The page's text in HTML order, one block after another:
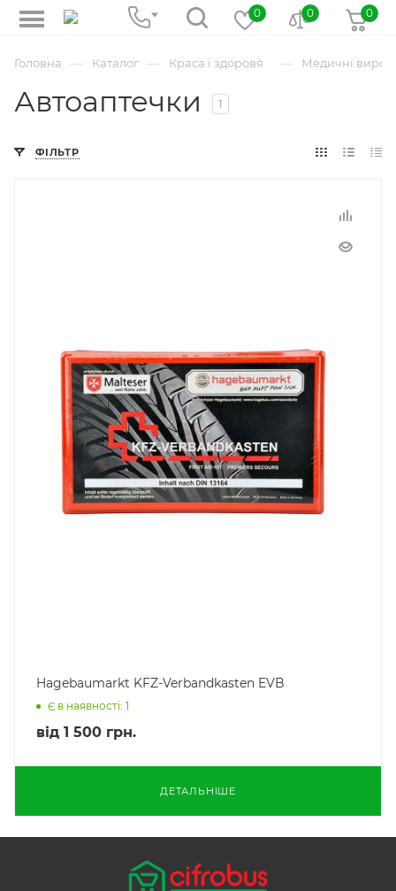
0
0 0
Головна — Каталог — Краса і здоров`я — Медичні
Автоаптечки 1
ФІЛЬТР
Hagebaumarkt KFZ-Verbandkasten EVB
Є в наявності: 1
від 1 500 грн.
ДЕТАЛЬНІШЕ